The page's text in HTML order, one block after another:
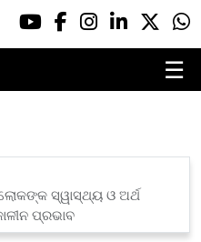
☰
ସ୍ୱାସ୍ଥ୍ୟ ଓ ଅର୍ଥ
ପ୍ରଭାବ